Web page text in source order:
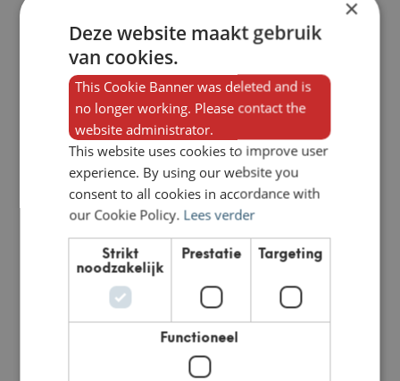
€27,95
TOEVOEGEN AAN
×
Deze website maakt gebruik
van cookies.
This Cookie Banner was deleted and is
no longer working. Please contact the
website administrator.
This website uses cookies to improve user
experience. By using our website you
consent to all cookies in accordance with
our Cookie Policy. Lees verder
Strikt
noodzakelijk
Prestatie Targeting
Functioneel